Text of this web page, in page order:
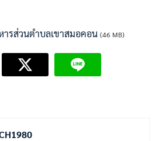
รส่วนตำบลเขาสมอคอน (46 MB)